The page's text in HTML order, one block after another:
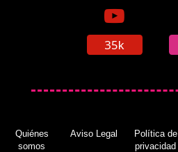
35k
Quiénes
somos
Aviso Legal
Política de
privacidad